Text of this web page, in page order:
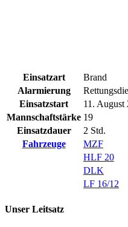
Einsatzart
Brand
Alarmierung
Einsatzstart
11. August
Mannschaftstärke 19
Einsatzdauer
2 Std.
Fahrzeuge
MZF
HLF 20
DLK
LF 16/12
Unser Leitsatz